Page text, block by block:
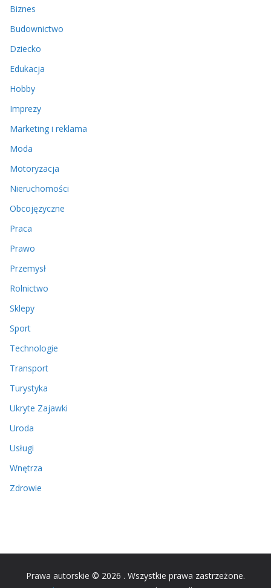
Biznes
Budownictwo
Dziecko
Edukacja
Hobby
Imprezy
Marketing i reklama
Moda
Motoryzacja
Nieruchomości
Obcojęzyczne
Praca
Prawo
Przemysł
Rolnictwo
Sklepy
Sport
Technologie
Transport
Turystyka
Ukryte Zajawki
Uroda
Usługi
Wnętrza
Zdrowie
Prawa autorskie © 2026 . Wszystkie prawa zastrzeżone.